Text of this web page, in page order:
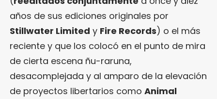
años de sus ediciones originales por
Stillwater Limited y Fire Records) o el más
reciente y que los colocó en el punto de mira
de cierta escena ñu-raruna,
desacomplejada y al amparo de la elevación
de proyectos libertarios como Animal